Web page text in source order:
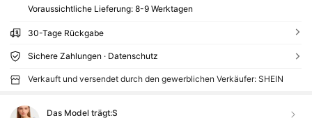
Voraussichtliche Lieferung: 8-9 Werktagen
30-Tage Rückgabe
Sichere Zahlungen · Datenschutz
Verkauft und versendet durch den gewerblichen Verkäufer: SHEIN
Das Model trägt:S